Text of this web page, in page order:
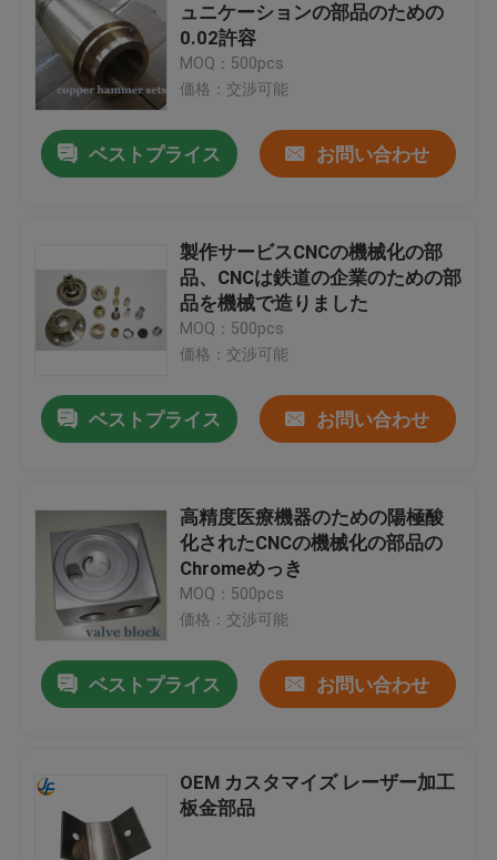
プロダクト
私達について
工場旅行
私達に連絡しなさい
ニュース
場合
アルミニウム ベーキング皿
アルミピザパン
ュニケーションの部品のための
0.02許容
MOQ：500pcs
価格：交渉可能
ベストプライス お問い合わせ
製作サービスCNCの機械化の部
品、CNCは鉄道の企業のための部
品を機械で造りました
MOQ：500pcs
価格：交渉可能
ベストプライス お問い合わせ
高精度医療機器のための陽極酸
化されたCNCの機械化の部品の
Chromeめっき
MOQ：500pcs
価格：交渉可能
ベストプライス お問い合わせ
OEM カスタマイズ レーザー加工
板金部品